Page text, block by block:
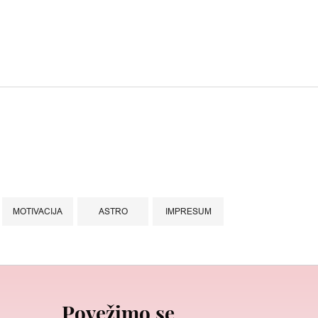
MOTIVACIJA ASTRO IMPRESUM
Povežimo se